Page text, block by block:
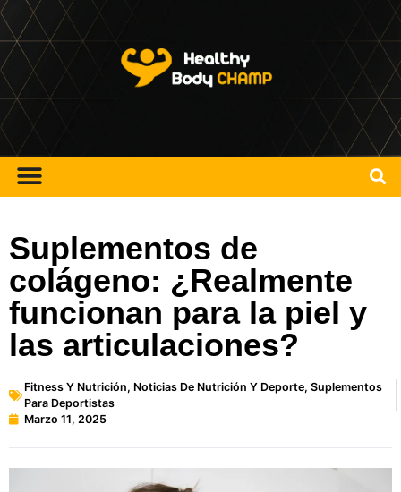
Suplementos de
colágeno: ¿Realmente
funcionan para la piel y
las articulaciones?
Fitness Y Nutrición, Noticias De Nutrición Y Deporte, Suplementos
Para Deportistas
Marzo 11, 2025